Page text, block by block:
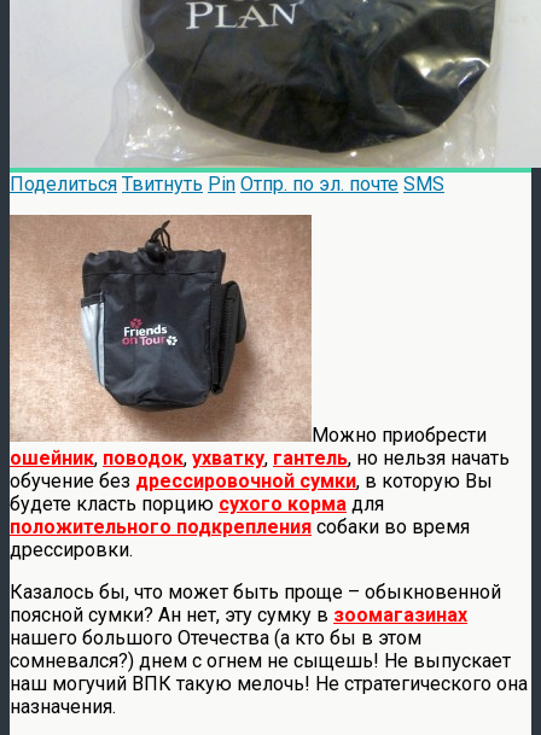
Поделиться Твитнуть Pin Отпр. по эл. почте SMS
Можно приобрести
ошейник, поводок, ухватку, гантель, но нельзя начать
обучение без дрессировочной сумки, в которую Вы
будете класть порцию сухого корма для
положительного подкрепления собаки во время
дрессировки.
Казалось бы, что может быть проще – обыкновенной
поясной сумки? Ан нет, эту сумку в зоомагазинах
нашего большого Отечества (а кто бы в этом
сомневался?) днем с огнем не сыщешь! Не выпускает
наш могучий ВПК такую мелочь! Не стратегического она
назначения.